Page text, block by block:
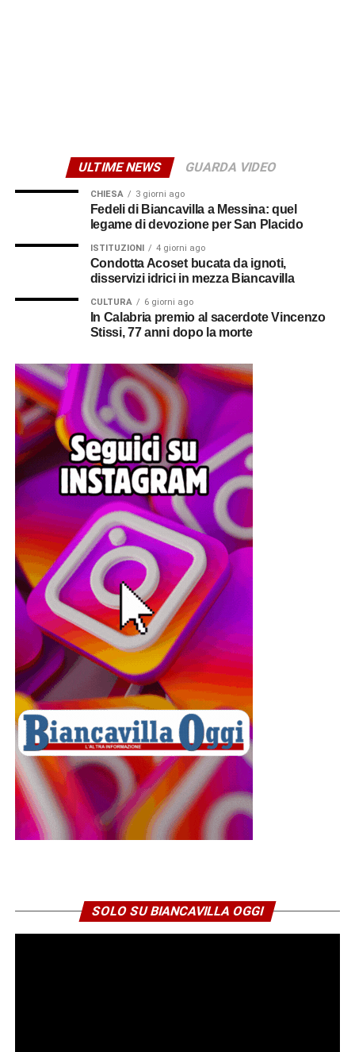
ULTIME NEWS GUARDA VIDEO
CHIESA 3 giorni ago
Fedeli di Biancavilla a Messina: quel
legame di devozione per San Placido
ISTITUZIONI 4 giorni ago
Condotta Acoset bucata da ignoti,
disservizi idrici in mezza Biancavilla
CULTURA 6 giorni ago
In Calabria premio al sacerdote Vincenzo
Stissi, 77 anni dopo la morte
SOLO SU BIANCAVILLA OGGI